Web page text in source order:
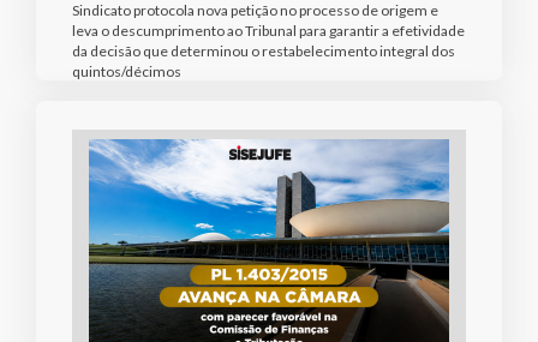
Sindicato protocola nova petição no processo de origem e
leva o descumprimento ao Tribunal para garantir a efetividade
da decisão que determinou o restabelecimento integral dos
quintos/décimos